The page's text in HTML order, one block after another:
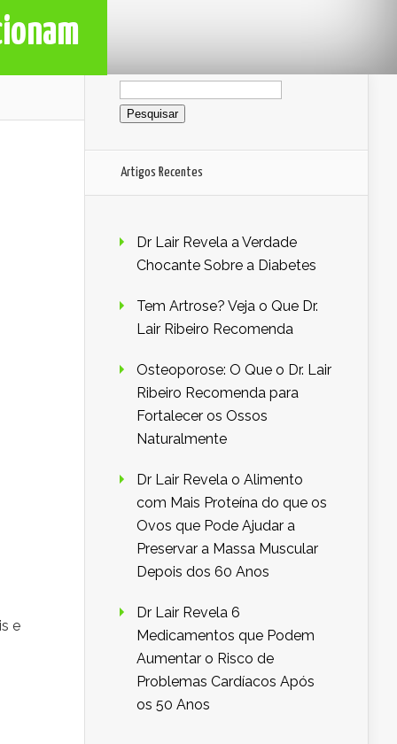
e
Pesquisar
por:
Artigos Recentes
Dr Lair Revela a Verdade
Chocante Sobre a Diabetes
Tem Artrose? Veja o Que Dr.
Lair Ribeiro Recomenda
Osteoporose: O Que o Dr. Lair
Ribeiro Recomenda para
Fortalecer os Ossos
Naturalmente
Dr Lair Revela o Alimento
com Mais Proteína do que os
Ovos que Pode Ajudar a
Preservar a Massa Muscular
Depois dos 60 Anos
Dr Lair Revela 6
Medicamentos que Podem
Aumentar o Risco de
Problemas Cardíacos Após
os 50 Anos